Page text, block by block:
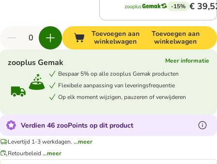
-15% €
Toevoegen aan
winkelwagen
Toevoegen aan
winkelwagen
zooplus Gemak
Meer informatie
Bespaar 5% op alle zooplus Gemak producten
Flexibele aanpassing van leveringsfrequentie
Op elk moment wijzigen, pauzeren of verwijderen
Verdien 46 zooPoints op dit product
Levertijd 1-3 werkdagen. ...meer
Retourbeleid ...meer